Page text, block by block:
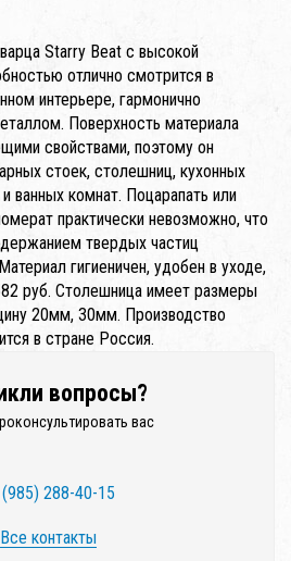
Starry Beat с высокой
отлично смотрится в
интерьере, гармонично
Поверхность материала
свойствами, поэтому он
стоек, столешниц, кухонных
ванных комнат. Поцарапать или
практически невозможно, что
твердых частиц
гигиеничен, удобен в уходе,
руб. Столешница имеет размеры
20мм, 30мм. Производство
в стране Россия.
вопросы?
вас
288-40-15
Все контакты